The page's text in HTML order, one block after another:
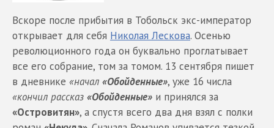
Вскоре после прибытия в Тобольск экс-император
открывает для себя Николая Лескова. Осенью
революционного года он буквально проглатывает
все его собрание, том за томом. 13 сентября пишет
в дневнике «начал «Обойденные», уже 16 числа
«кончил рассказ «Обойденные» и принялся за
«Островитян», а спустя всего два дня взял с полки